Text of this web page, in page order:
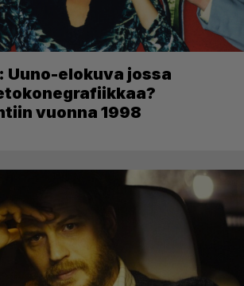
Uuno-elokuva jossa
vuonna 1998